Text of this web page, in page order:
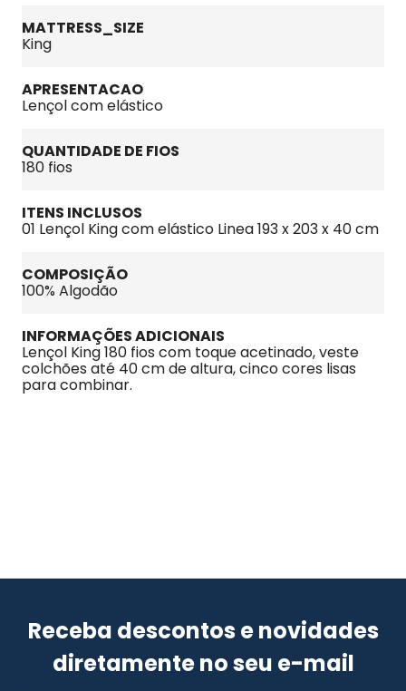
MATTRESS_SIZE
King
APRESENTACAO
Lençol com elástico
QUANTIDADE DE FIOS
180 fios
ITENS INCLUSOS
01 Lençol King com elástico Linea 193 x 203 x 40 cm
COMPOSIÇÃO
100% Algodão
INFORMAÇÕES ADICIONAIS
Lençol King 180 fios com toque acetinado, veste
colchões até 40 cm de altura, cinco cores lisas
para combinar.
Receba descontos e novidades
diretamente no seu e-mail